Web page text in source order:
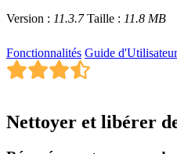
Version : 11.3.7 Taille : 11.8 MB
Fonctionnalités Guide d'Utilisateur
Nettoyer et libérer